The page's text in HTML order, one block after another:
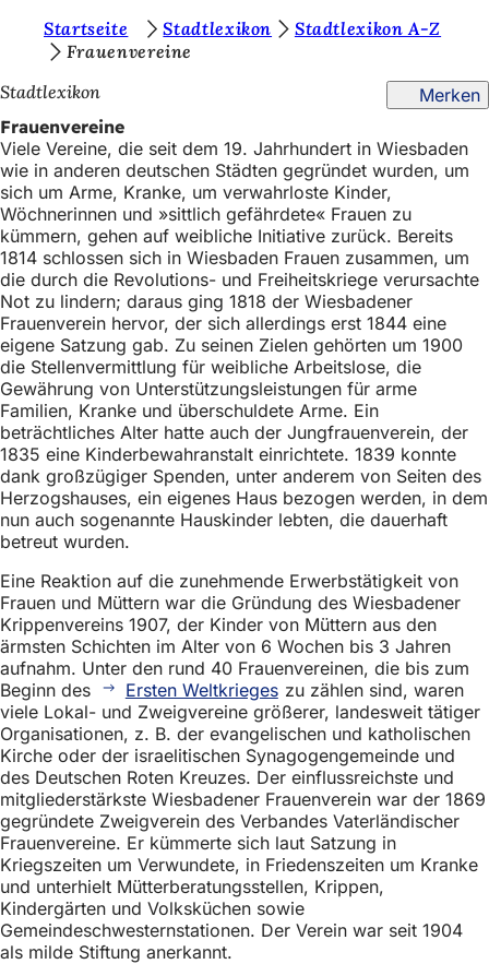
Inhalt anspringen
e
b
e
f
i
n
d
e
n
s
i
c
h
h
i
e
r
:
Startseite Stadtlexikon
Stadtlexikon A-Z
Frauenvereine
Stadtlexikon
Merken
Frauenvereine
Viele Vereine, die seit dem 19. Jahrhundert in Wiesbaden
wie in anderen deutschen Städten gegründet wurden, um
sich um Arme, Kranke, um verwahrloste Kinder,
Wöchnerinnen und »sittlich gefährdete« Frauen zu
kümmern, gehen auf weibliche Initiative zurück. Bereits
1814 schlossen sich in Wiesbaden Frauen zusammen, um
die durch die Revolutions- und Freiheitskriege verursachte
Not zu lindern; daraus ging 1818 der Wiesbadener
Frauenverein hervor, der sich allerdings erst 1844 eine
eigene Satzung gab. Zu seinen Zielen gehörten um 1900
die Stellenvermittlung für weibliche Arbeitslose, die
Gewährung von Unterstützungsleistungen für arme
Familien, Kranke und überschuldete Arme. Ein
beträchtliches Alter hatte auch der Jungfrauenverein, der
1835 eine Kinderbewahranstalt einrichtete. 1839 konnte
dank großzügiger Spenden, unter anderem von Seiten des
Herzogshauses, ein eigenes Haus bezogen werden, in dem
nun auch sogenannte Hauskinder lebten, die dauerhaft
betreut wurden.
Eine Reaktion auf die zunehmende Erwerbstätigkeit von
Frauen und Müttern war die Gründung des Wiesbadener
Krippenvereins 1907, der Kinder von Müttern aus den
ärmsten Schichten im Alter von 6 Wochen bis 3 Jahren
aufnahm. Unter den rund 40 Frauenvereinen, die bis zum
Beginn des
Ersten Weltkrieges zu zählen sind, waren
viele Lokal- und Zweigvereine größerer, landesweit tätiger
Organisationen, z. B. der evangelischen und katholischen
Kirche oder der israelitischen Synagogengemeinde und
des Deutschen Roten Kreuzes. Der einflussreichste und
mitgliederstärkste Wiesbadener Frauenverein war der 1869
gegründete Zweigverein des Verbandes Vaterländischer
Frauenvereine. Er kümmerte sich laut Satzung in
Kriegszeiten um Verwundete, in Friedenszeiten um Kranke
und unterhielt Mütterberatungsstellen, Krippen,
Kindergärten und Volksküchen sowie
Gemeindeschwesternstationen. Der Verein war seit 1904
als milde Stiftung anerkannt.